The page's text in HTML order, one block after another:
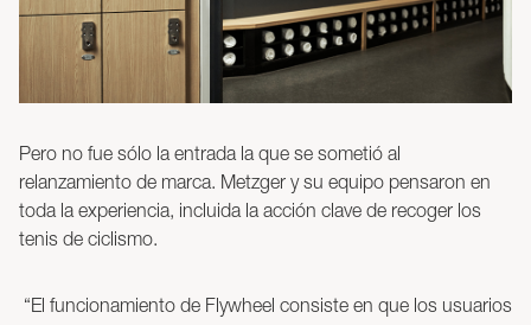
Pero no fue sólo la entrada la que se sometió al
relanzamiento de marca. Metzger y su equipo pensaron en
toda la experiencia, incluida la acción clave de recoger los
tenis de ciclismo.
“El funcionamiento de Flywheel consiste en que los usuarios